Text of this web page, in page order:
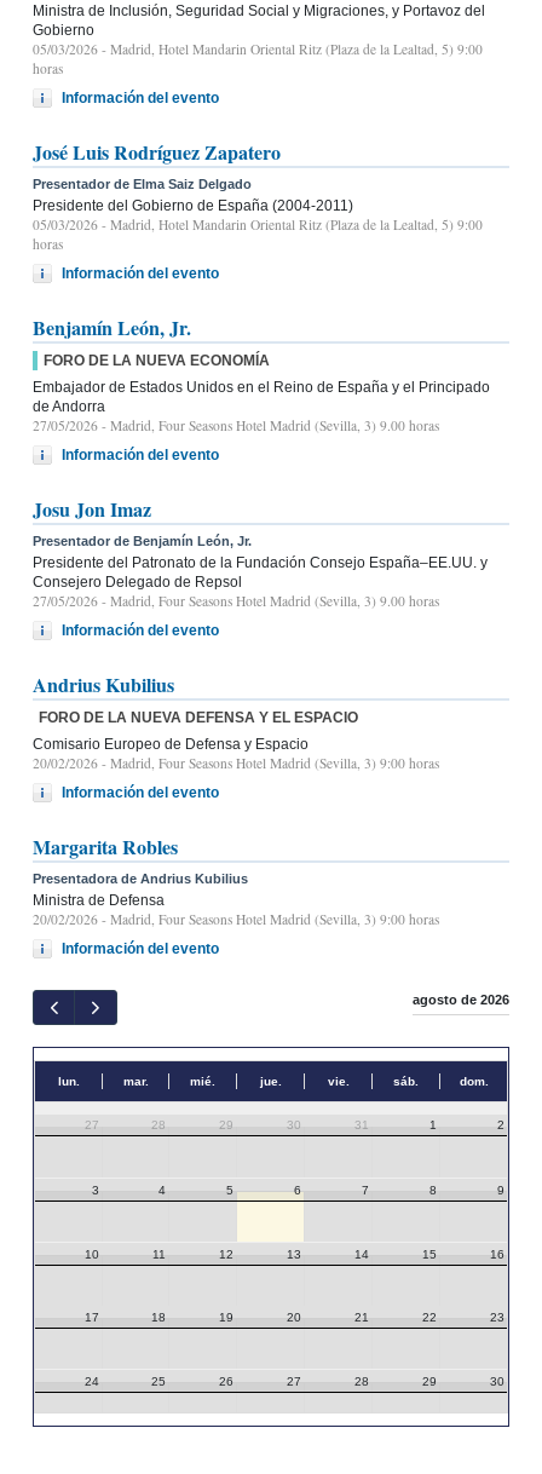
Ministra de Inclusión, Seguridad Social y Migraciones, y Portavoz del
Gobierno
05/03/2026 - Madrid, Hotel Mandarin Oriental Ritz (Plaza de la Lealtad, 5) 9:00
horas
Información del evento
José Luis Rodríguez Zapatero
Presentador de Elma Saiz Delgado
Presidente del Gobierno de España (2004-2011)
05/03/2026 - Madrid, Hotel Mandarin Oriental Ritz (Plaza de la Lealtad, 5) 9:00
horas
Información del evento
Benjamín León, Jr.
FORO DE LA NUEVA ECONOMÍA
Embajador de Estados Unidos en el Reino de España y el Principado
de Andorra
27/05/2026 - Madrid, Four Seasons Hotel Madrid (Sevilla, 3) 9.00 horas
Información del evento
Josu Jon Imaz
Presentador de Benjamín León, Jr.
Presidente del Patronato de la Fundación Consejo España–EE.UU. y
Consejero Delegado de Repsol
27/05/2026 - Madrid, Four Seasons Hotel Madrid (Sevilla, 3) 9.00 horas
Información del evento
Andrius Kubilius
FORO DE LA NUEVA DEFENSA Y EL ESPACIO
Comisario Europeo de Defensa y Espacio
20/02/2026 - Madrid, Four Seasons Hotel Madrid (Sevilla, 3) 9:00 horas
Información del evento
Margarita Robles
Presentadora de Andrius Kubilius
Ministra de Defensa
20/02/2026 - Madrid, Four Seasons Hotel Madrid (Sevilla, 3) 9:00 horas
Información del evento
agosto de 2026
lun. mar. mié. jue. vie. sáb. dom.
27 28 29 30 31 1 2
3 4 5 6 7 8 9
10 11 12 13 14 15 16
17 18 19 20 21 22 23
24 25 26 27 28 29 30